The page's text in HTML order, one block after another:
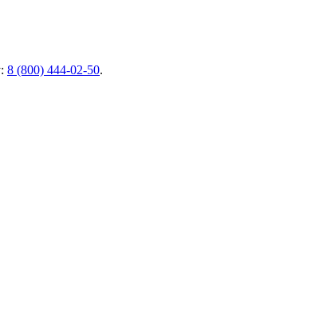
8 (800) 444-02-50.